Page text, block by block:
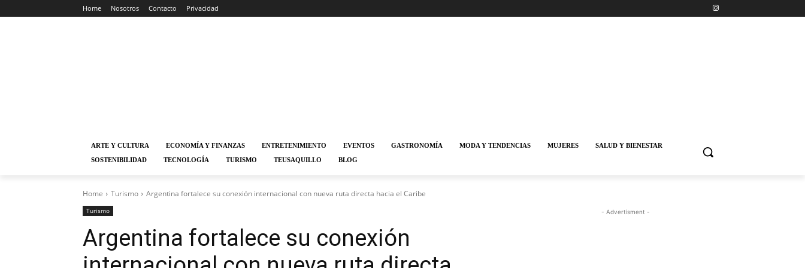
Home Nosotros Contacto Privacidad
ARTE Y CULTURA ECONOMÍA Y FINANZAS ENTRETENIMIENTO EVENTOS GASTRONOMÍA MODA Y TENDENCIAS MUJERES
SALUD Y BIENESTAR
SOSTENIBILIDAD
TECNOLOGÍA TURISMO TEUSAQUILLO BLOG
Home Turismo Argentina fortalece su conexión internacional con nueva ruta directa hacia el Caribe
Turismo
Argentina fortalece su conexión
- Advertisment -